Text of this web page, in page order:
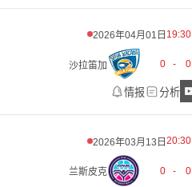
2026年04月01日 19:30
沙拉笛加 0 - 0
情报 分析
2026年03月13日 20:30
兰斯皮克 0 - 0